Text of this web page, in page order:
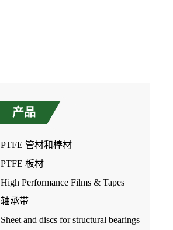
产品
PTFE 管材和棒材
PTFE 板材
High Performance Films & Tapes
轴承带
Sheet and discs for structural bearings